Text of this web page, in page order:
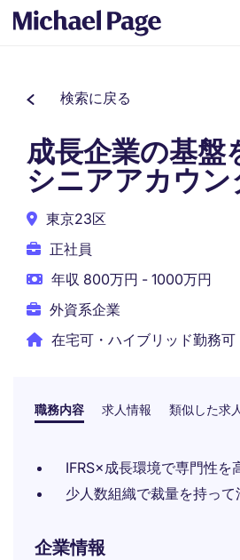
検索に戻る
成長企業の基盤
シニアアカウン
東京23区
正社員
年収 800万円 - 1000万円
外資系企業
在宅可・ハイブリッド勤務可
職務内容 求人情報 類似した求人
IFRS×成長環境で専門性を
少人数組織で裁量を持って
企業情報